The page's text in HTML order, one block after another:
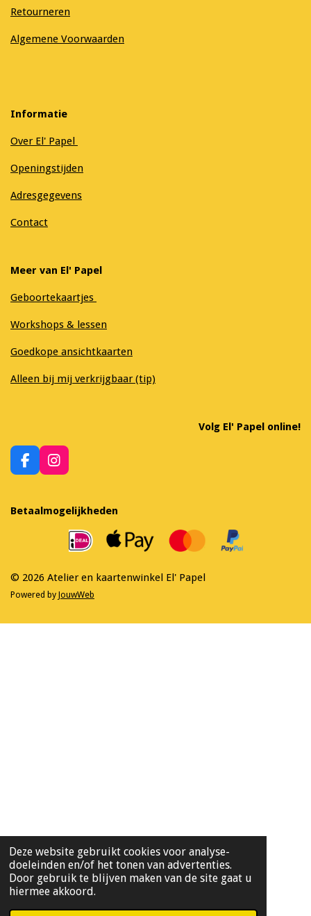
Deze website gebruikt cookies voor analyse-
doeleinden en/of het tonen van advertenties.
Door gebruik te blijven maken van de site gaat u
hiermee akkoord.
Retourneren
Algemene Voorwaarden
Informatie
Over El' Papel
Openingstijden
Adresgegevens
Contact
Meer van El' Papel
Geboortekaartjes
Workshops & lessen
Goedkope ansichtkaarten
Alleen bij mij verkrijgbaar (tip)
Volg El' Papel online!
F
a
e
b
I
n
a
m
Betaalmogelijkheden
© 2026 Atelier en kaartenwinkel El' Papel
Powered by JouwWeb